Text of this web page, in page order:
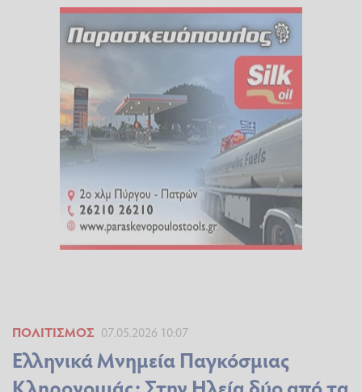
ΠΟΛΙΤΙΣΜΌΣ 07.05.2026 10:07
Ελληνικά Μνημεία Παγκόσμιας